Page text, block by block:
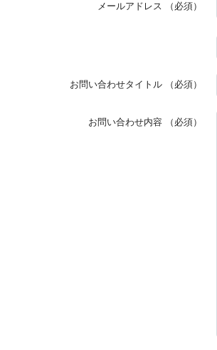
メールアドレス （必須）
お問い合わせタイトル （必須）
お問い合わせ内容 （必須）